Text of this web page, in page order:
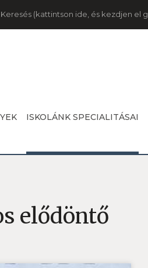
Keresés
ISKOLÁNK SPECIALITÁSAI
elődöntő